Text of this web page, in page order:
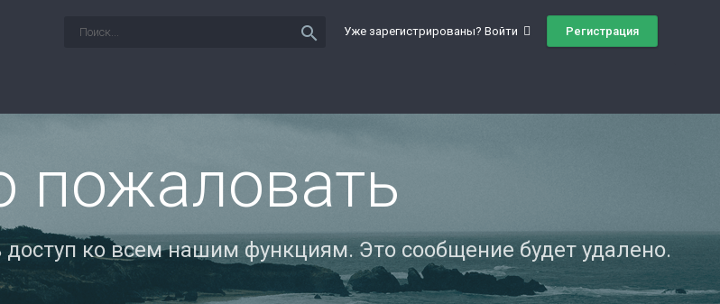
Уже зарегистрированы? Войти Регистрация
search
пожаловать
доступ ко всем нашим функциям. Это сообщение будет удалено.